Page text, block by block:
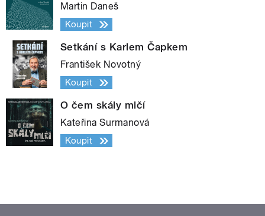
Martin Daneš
Koupit
Setkání s Karlem Čapkem
František Novotný
Koupit
O čem skály mlčí
Kateřina Surmanová
Koupit